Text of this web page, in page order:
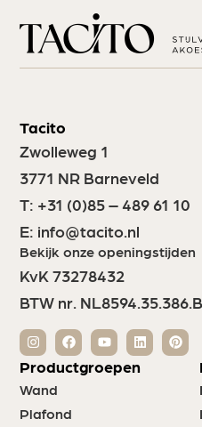
Tacito
Zwolleweg 1
3771 NR Barneveld
T: +31 (0)85 – 489 61 10
E: info@tacito.nl
Bekijk onze openingstijden
KvK 73278432
BTW nr.
Productgroepen
Wand
Plafond